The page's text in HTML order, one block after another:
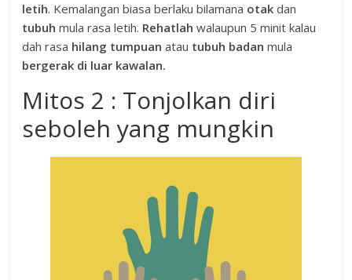
letih. Kemalangan biasa berlaku bilamana otakdan
tubuhmula rasa letih. Rehatlahwalaupun 5 minit kalau
dah rasa hilang tumpuan atau tubuh badan mula
bergerak di luar kawalan.
Mitos 2 : Tonjolkan diri
seboleh yang mungkin